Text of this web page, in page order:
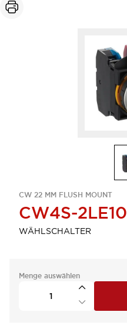
CW 22 MM FLUSH MOUNT
CW4S-2LE10
WÄHLSCHALTER
Menge auswählen